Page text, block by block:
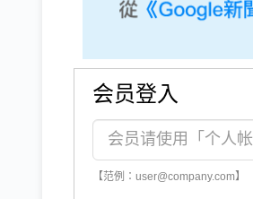
会员登入
【范例：user@company.com】